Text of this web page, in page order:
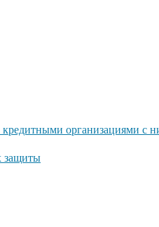
организациями с
защиты